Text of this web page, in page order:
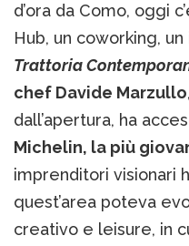
d’ora da Como, oggi
Hub, un coworking,
Trattoria
chef Davide Marzullo
dall’apertura, ha
Michelin, la più
imprenditori visionari
quest’area poteva
creativo e leisure, in